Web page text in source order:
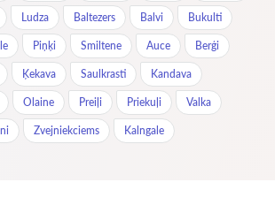
Ludza Baltezers Balvi Bukulti
Piņķi Smiltene Auce Berģi
Ķekava Saulkrasti Kandava
Olaine Preiļi Priekuļi Valka
Zvejniekciems Kalngale